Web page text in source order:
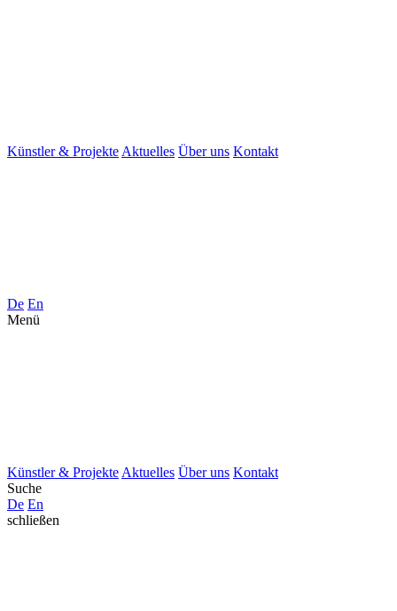
Künstler & Projekte Aktuelles Über uns Kontakt
De En
Menü
Künstler & Projekte Aktuelles Über uns Kontakt
Suche
De En
schließen